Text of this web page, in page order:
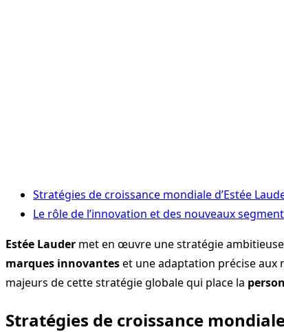
Stratégies de croissance mondiale d’Estée
Le rôle de l’innovation et des nouveaux
Estée Lauder met en œuvre une stratégie ambitieuse
marques innovanteset une adaptation précise aux
majeurs de cette stratégie globale qui place la
Stratégies de croissance